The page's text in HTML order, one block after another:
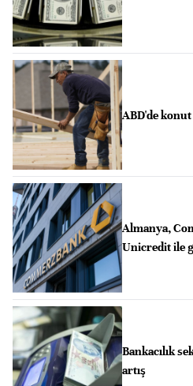
ABD'de konut
Almanya,
Unicredit ile
Bankacılık
artış